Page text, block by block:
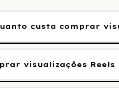
custa comprar
visualizações